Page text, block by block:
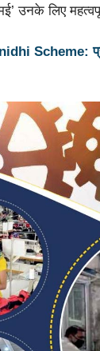
उनके लिए
Scheme: